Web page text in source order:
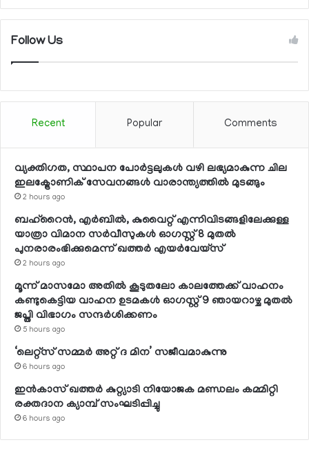
Follow Us
Recent Popular Comments
വ്യക്തിഗത, സ്ഥാപന പോര്‍ട്ടലുകള്‍ വഴി ലഭ്യമാകുന്ന ചില
ഇലക്ട്രോണിക് സേവനങ്ങള്‍ വാരാന്ത്യത്തില്‍ മുടങ്ങും
2 hours ago
ബഹ്റൈന്‍, എര്‍ബില്‍, കുവൈറ്റ് എന്നിവിടങ്ങളിലേക്കുള്ള
യാത്രാ വിമാന സര്‍വീസുകള്‍ ഓഗസ്റ്റ് 8 മുതല്‍
പുനരാരംഭിക്കുമെന്ന് ഖത്തര്‍ എയര്‍വേയ്സ്
2 hours ago
മൂന്ന് മാസമോ അതില്‍ കൂടുതലോ കാലത്തേക്ക് വാഹനം
കണ്ടുകെട്ടിയ വാഹന ഉടമകള്‍ ഓഗസ്റ്റ് 9 ഞായറാഴ്ച മുതല്‍
ജപ്തി വിഭാഗം സന്ദര്‍ശിക്കണം
5 hours ago
‘ലെറ്റ്‌സ് സമ്മര്‍ അറ്റ് ദ മിന’ സജീവമാകുന്നു
6 hours ago
ഇന്‍കാസ് ഖത്തര്‍ കുറ്റ്യാടി നിയോജക മണ്ഡലം കമ്മിറ്റി
രക്തദാന ക്യാമ്പ് സംഘടിപ്പിച്ചു
6 hours ago